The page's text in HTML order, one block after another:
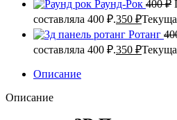
Раунд-Рок 400₽
составляла 400 ₽.350 ₽
Ротанг
составляла 400 ₽.350 ₽
Описание
Описание